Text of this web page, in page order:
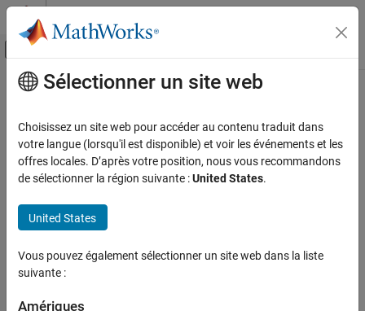
Passer au contenu
Activer/désactiver l'affichage du menu
Accueil de la documentation
Contenu principal
How useful was this information?
Sélectionner un site web
Choisissez un site web pour accéder au contenu traduit dans
votre langue (lorsqu'il est disponible) et voir les événements et les
offres locales. D’après votre position, nous vous recommandons
de sélectionner la région suivante :United States.
United States
Vous pouvez également sélectionner un site web dans la liste
suivante :
Amériques